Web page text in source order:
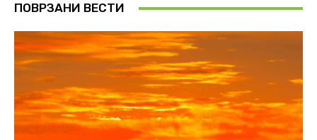
ПОВРЗАНИ ВЕСТИ